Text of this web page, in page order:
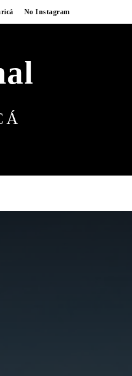
No Instagram